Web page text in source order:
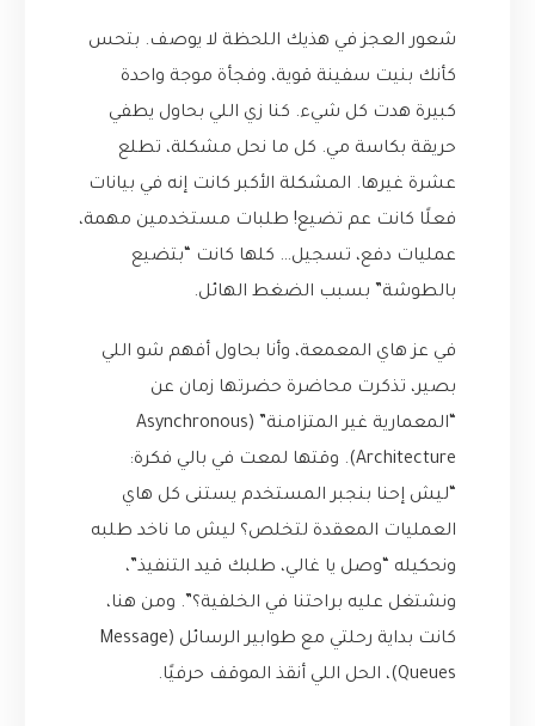
شعور العجز في هذيك اللحظة لا يوصف. بتحس
كأنك بنيت سفينة قوية، وفجأة موجة واحدة
كبيرة هدت كل شيء. كنا زي اللي بحاول يطفي
حريقة بكاسة مي. كل ما نحل مشكلة، تطلع
عشرة غيرها. المشكلة الأكبر كانت إنه في بيانات
فعلًا كانت عم تضيع! طلبات مستخدمين مهمة،
عمليات دفع، تسجيل… كلها كانت “بتضيع
بالطوشة” بسبب الضغط الهائل.
في عز هاي المعمعة، وأنا بحاول أفهم شو اللي
بصير، تذكرت محاضرة حضرتها زمان عن
“المعمارية غير المتزامنة” (Asynchronous
Architecture). وقتها لمعت في بالي فكرة:
“ليش إحنا بنجبر المستخدم يستنى كل هاي
العمليات المعقدة لتخلص؟ ليش ما ناخد طلبه
ونحكيله “وصل يا غالي، طلبك قيد التنفيذ”،
ونشتغل عليه براحتنا في الخلفية؟”. ومن هنا،
كانت بداية رحلتي مع طوابير الرسائل (Message
Queues)، الحل اللي أنقذ الموقف حرفيًا.